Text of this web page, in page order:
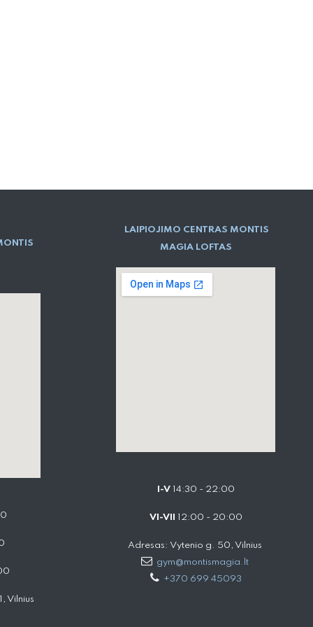
Vilnius
LAIPIOJIMO CENTRAS MONTIS
MAGIA LOFTAS
I-V14:30 - 22:00
VI-VII 12:00 - 20:00
Adresas: Vytenio g. 50, Vilnius
gym@montismagia.lt
+370 699 45093